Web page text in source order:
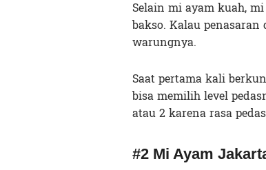
Selain mi ayam kuah,
bakso. Kalau
warungnya.
Saat pertama kali
bisa memilih level
atau 2 karena rasa
#2 Mi Ayam